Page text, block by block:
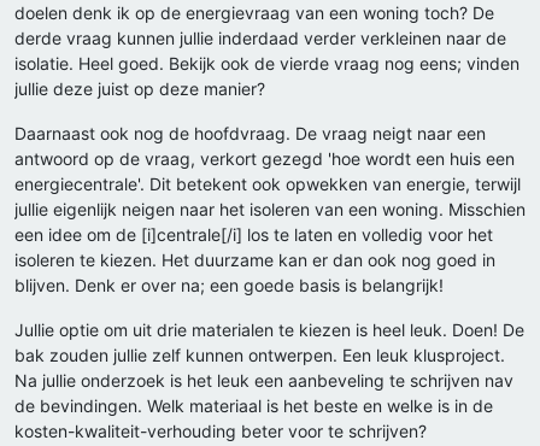
doelen denk ik op de energievraag van een woning toch? De
derde vraag kunnen jullie inderdaad verder verkleinen naar de
isolatie. Heel goed. Bekijk ook de vierde vraag nog eens; vinden
jullie deze juist op deze manier?
Daarnaast ook nog de hoofdvraag. De vraag neigt naar een
antwoord op de vraag, verkort gezegd 'hoe wordt een huis een
energiecentrale'. Dit betekent ook opwekken van energie, terwijl
jullie eigenlijk neigen naar het isoleren van een woning. Misschien
een idee om de [i]centrale[/i] los te laten en volledig voor het
isoleren te kiezen. Het duurzame kan er dan ook nog goed in
blijven. Denk er over na; een goede basis is belangrijk!
Jullie optie om uit drie materialen te kiezen is heel leuk. Doen! De
bak zouden jullie zelf kunnen ontwerpen. Een leuk klusproject.
Na jullie onderzoek is het leuk een aanbeveling te schrijven nav
de bevindingen. Welk materiaal is het beste en welke is in de
kosten-kwaliteit-verhouding beter voor te schrijven?